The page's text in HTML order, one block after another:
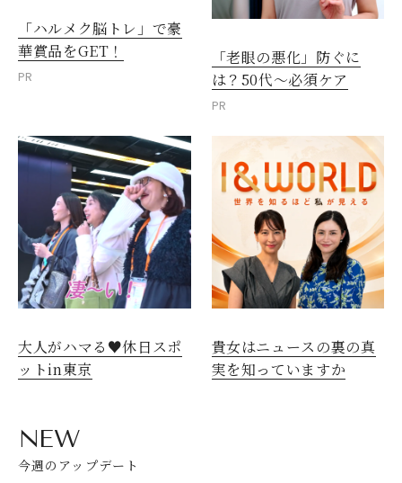
「ハルメク脳トレ」で豪
華賞品をGET！
PR
「老眼の悪化」防ぐに
は？50代～必須ケア
PR
大人がハマる♥休日スポ
ットin東京
貴女はニュースの裏の真
実を知っていますか
NEW
今週のアップデート